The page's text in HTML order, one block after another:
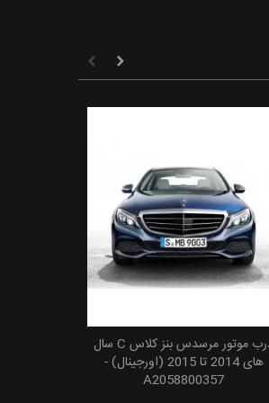
افزودن به سبد خرید
درب موتور مرسدس بنز کلاس C سال
های 2014 تا 2015 (اورجینال) -
A2058800357